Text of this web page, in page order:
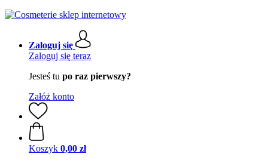
Zaloguj się
Zaloguj się teraz
Jesteś tu po raz pierwszy?
Załóż konto
Koszyk 0,00 zł